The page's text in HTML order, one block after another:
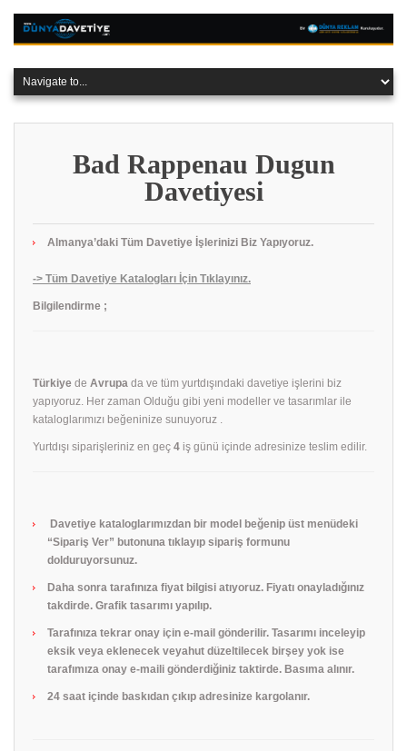
Bad Rappenau Dugun
Davetiyesi
Almanya’daki Tüm Davetiye İşlerinizi Biz Yapıyoruz.
-> Tüm Davetiye Katalogları İçin Tıklayınız.
Bilgilendirme ;
Türkiye de Avrupa da ve tüm yurtdışındaki davetiye işlerini biz
yapıyoruz. Her zaman Olduğu gibi yeni modeller ve tasarımlar ile
kataloglarımızı beğeninize sunuyoruz .
Yurtdışı siparişleriniz en geç 4 iş günü içinde adresinize teslim edilir.
Davetiye kataloglarımızdan bir model beğenip üst menüdeki
“Sipariş Ver” butonuna tıklayıp sipariş formunu
dolduruyorsunuz.
Daha sonra tarafınıza fiyat bilgisi atıyoruz. Fiyatı onayladığınız
takdirde. Grafik tasarımı yapılıp.
Tarafınıza tekrar onay için e-mail gönderilir. Tasarımı inceleyip
eksik veya eklenecek veyahut düzeltilecek birşey yok ise
tarafımıza onay e-maili gönderdiğiniz taktirde. Basıma alınır.
24 saat içinde baskıdan çıkıp adresinize kargolanır.